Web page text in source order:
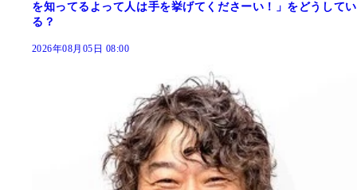
を知ってるよって人は手を挙げてくださーい！」をどうしてい
る？
2026年08月05日 08:00